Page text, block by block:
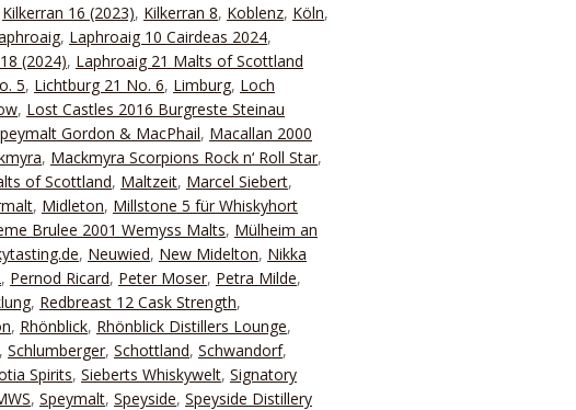
Kilkerran 16 (2023), Kilkerran 8, Koblenz, Köln,
, Laphroaig 10 Cairdeas 2024,
(2024), Laphroaig 21 Malts of Scottland
5, Lichtburg 21 No. 6, Limburg, Loch
, Lost Castles 2016 Burgreste Steinau
Gordon & MacPhail, Macallan 2000
, Mackmyra Scorpions Rock n‘ Roll Star,
of Scottland, Maltzeit, Marcel Siebert,
, Midleton, Millstone 5 für Whiskyhort
Brulee 2001 Wemyss Malts, Mülheim an
, Neuwied, New Midelton, Nikka
, Pernod Ricard, Peter Moser, Petra Milde,
, Redbreast 12 Cask Strength,
, Rhönblick, Rhönblick Distillers Lounge,
, Schlumberger, Schottland, Schwandorf,
Spirits, Sieberts Whiskywelt, Signatory
, Speymalt, Speyside, Speyside Distillery